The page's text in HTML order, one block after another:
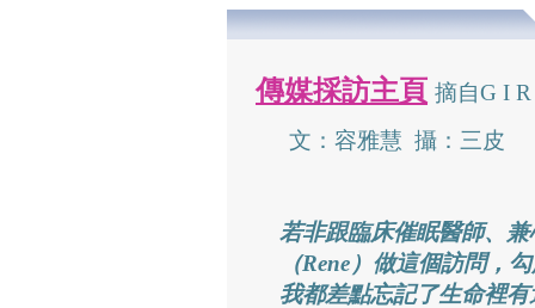
傳媒採訪主頁 摘自G I
文：容雅慧 攝：三 皮
若非跟臨床催眠醫師、
（Rene）做這個訪問，
我都差點忘記了生命裡